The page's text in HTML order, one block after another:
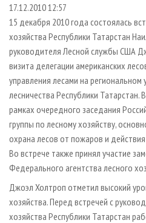
ПРОИЗВОДСТВО ДРЕВЕСНЫХ
ДЕРЕВЯННОЕ
ПРОИЗВОДСТВО МЕБЕЛИ
БИОЭНЕРГЕТИКА
ЦБП
ИНСТРУМЕНТ И МАТЕРИАЛЫ
МОБИЛЬНЫЕ ВЫСТАВКИ
ОФИЦИАЛЬНЫЕ ДЕЛЕГАЦИИ
ПРИОРИТЕТНЫЕ
RUSSIAN FORESTRY REVIEW
ГАЗЕТА ЛЕСПРОМФОРУМ
БИБЛИОТЕКА СПЕЦИАЛИСТА
РЕКЛАМА НА САЙТЕ
17.12.2010 12:57
15 декабря 2010 года состоялась
хозяйства Республики Татарстан
руководителя Лесной службы США
визита делегации американских
управления лесами на
лесничества Республики Татарстан.
рамках очередного заседания
группы по лесному хозяйству,
охрана лесов от пожаров и
Во встрече также принял участие
Федерального агентства лесного
Джоэл Холтроп отметил высокий
хозяйства. Перед встречей с
хозяйства Республики Татарстан